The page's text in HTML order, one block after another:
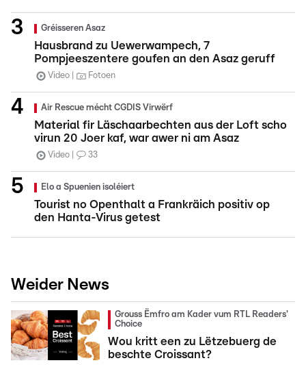
Gréisseren Asaz
Hausbrand zu Uewerwampech, 7
Pompjeeszentere goufen an den Asaz geruff
Video Fotoen
Air Rescue mécht CGDIS Virwërf
Material fir Läschaarbechten aus der Loft scho
virun 20 Joer kaf, war awer ni am Asaz
Video 33
Elo a Spuenien isoléiert
Tourist no Openthalt a Frankräich positiv op
den Hanta-Virus getest
Weider News
Grouss Ëmfro am Kader vum RTL Readers'
Choice
Wou kritt een zu Lëtzebuerg de
beschte Croissant?